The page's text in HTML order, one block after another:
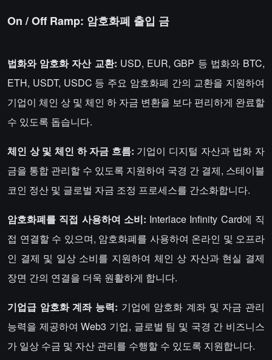
On / Off Ramp: 암호화폐 출입 금
법화와 암호화 자산 교환: USD, EUR, GBP 등 법화와 BTC,
ETH, USDT, USDC 등 주요 암호화폐 간의 교환을 지원하여
기업이 체인 상 및 체인 하 자금 변환을 보다 편리하게 완료할
수 있도록 돕습니다.
체인 상 및 체인 하 자금 흐름: 기업이 디지털 자산과 법화 자
금을 통합 관리할 수 있도록 지원하여 국경 간 결제, 스테이블
코인 정산 및 글로벌 자금 조정 프로세스를 간소화합니다.
암호화폐를 직접 사용하여 소비: Interlace Infinity Card에 직
접 연결할 수 있으며, 암호화폐를 사용하여 온라인 및 오프라
인 결제 및 일상 소비를 지원하여 체인 상 자산과 현실 결제
장면 간의 연결을 더욱 원활하게 합니다.
기업급 암호화 계좌 능력: 기업에 암호화 계좌 및 자금 관리
능력을 제공하여 Web3 기업, 글로벌 팀 및 국경 간 비즈니스
가 일상 수금 및 자산 관리를 수행할 수 있도록 지원합니다.